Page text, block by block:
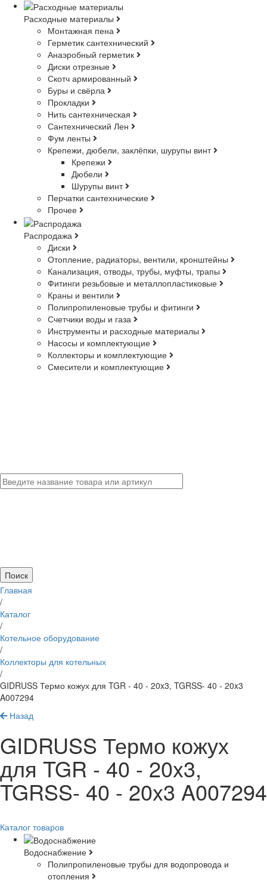
Расходные материалы
Монтажная пена
Герметик сантехнический
Анаэробный герметик
Диски отрезные
Скотч армированный
Буры и свёрла
Прокладки
Нить сантехническая
Сантехнический Лен
Фум ленты
Крепежи, дюбели, заклёпки, шурупы винт
Крепежи
Дюбели
Шурупы винт
Перчатки сантехнические
Прочее
Распродажа
Диски
Отопление, радиаторы, вентили, кронштейны
Канализация, отводы, трубы, муфты, трапы
Фитинги резьбовые и металлопластиковые
Краны и вентили
Полипропиленовые трубы и фитинги
Счетчики воды и газа
Инструменты и расходные материалы
Насосы и комплектующие
Коллекторы и комплектующие
Смесители и комплектующие
Главная
/
Каталог
/
Котельное оборудование
/
Коллекторы для котельных
/
GIDRUSS Термо кожух для TGR - 40 - 20x3, TGRSS- 40 - 20x3
A007294
Назад
GIDRUSS Термо кожух
для TGR - 40 - 20x3,
TGRSS- 40 - 20x3 A007294
Каталог товаров
Водоснабжение
Полипропиленовые трубы для водопровода и
отопления